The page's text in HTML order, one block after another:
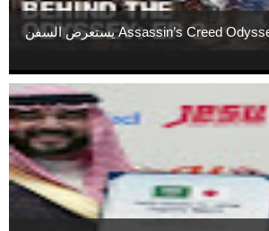
فيديو جديد للعبة Assassin’s Creed Odyssey يستعرض السفن